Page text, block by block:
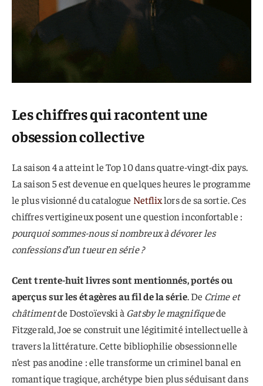
Les chiffres qui racontent une
obsession collective
La saison 4 a atteint le Top 10 dans quatre-vingt-dix pays.
La saison 5 est devenue en quelques heures le programme
le plus visionné du catalogue Netflixlors de sa sortie. Ces
chiffres vertigineux posent une question inconfortable :
pourquoi sommes-nous si nombreux à dévorer les
confessions d’un tueur en série ?
Cent trente-huit livres sont mentionnés, portés ou
aperçus sur les étagères au fil de la série. De Crime et
châtimentde Dostoïevski à Gatsby le magnifiquede
Fitzgerald, Joe se construit une légitimité intellectuelle à
travers la littérature. Cette bibliophilie obsessionnelle
n’est pas anodine : elle transforme un criminel banal en
romantique tragique, archétype bien plus séduisant dans